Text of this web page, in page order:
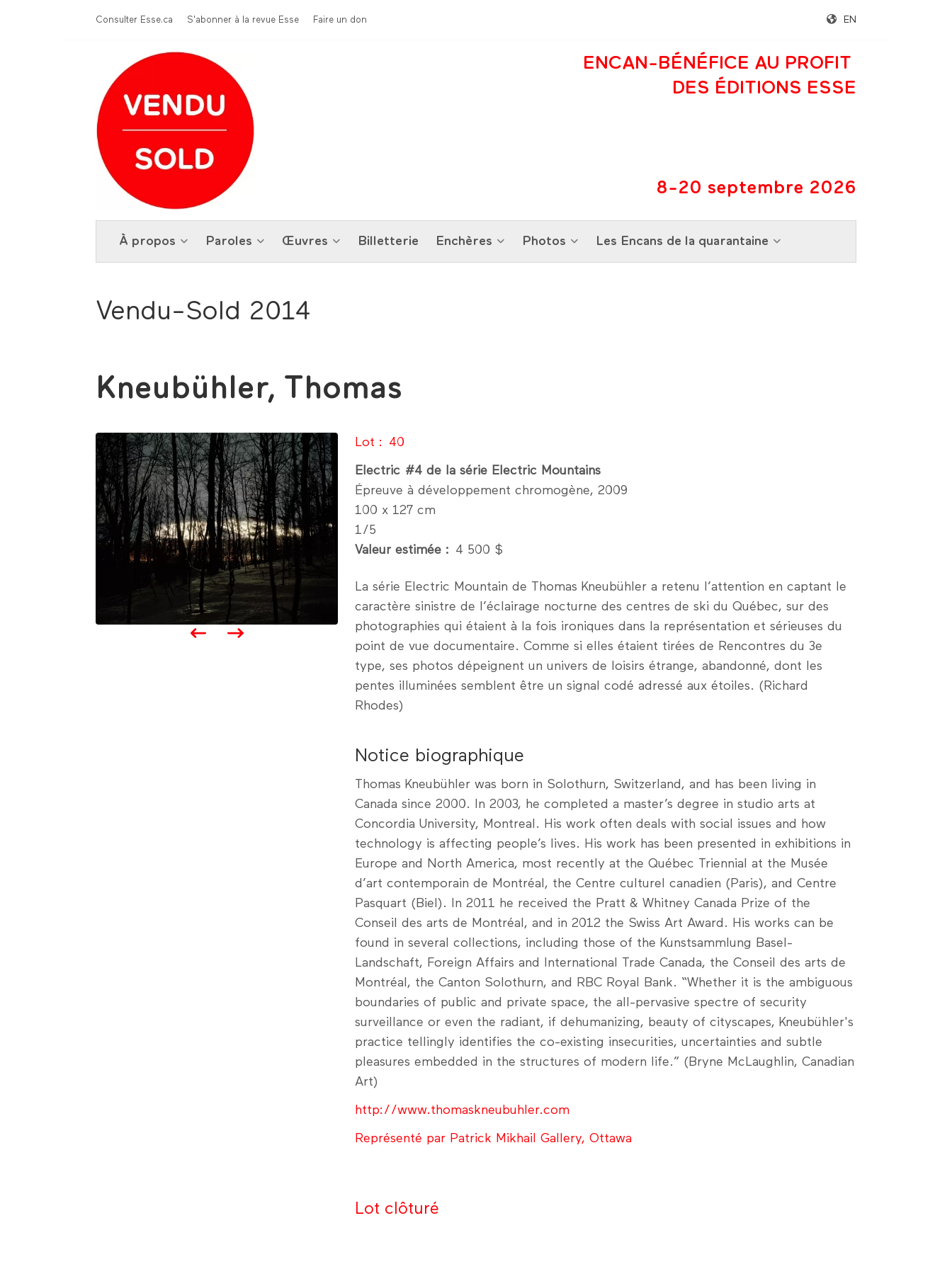
Menu Top
Consulter Esse.ca S'abonner à la revue Esse Faire un don EN
ENCAN-BÉNÉFICE AU PROFIT
DES ÉDITIONS ESSE
8-20 septembre 2026
À propos Paroles Œuvres Billetterie Enchères Photos Les Encans de la quarantaine
Vendu-Sold 2014
Kneubühler, Thomas
Lot 40
Electric #4 de la série Electric Mountains
Épreuve à développement chromogène, 2009
100 x 127 cm
1/5
Valeur estimée
4 500 $
La série Electric Mountain de Thomas Kneubühler a retenu l’attention en captant le
caractère sinistre de l’éclairage nocturne des centres de ski du Québec, sur des
photographies qui étaient à la fois ironiques dans la représentation et sérieuses du
point de vue documentaire. Comme si elles étaient tirées de Rencontres du 3e
type, ses photos dépeignent un univers de loisirs étrange, abandonné, dont les
pentes illuminées semblent être un signal codé adressé aux étoiles. (Richard
Rhodes)
Notice biographique
Thomas Kneubühler was born in Solothurn, Switzerland, and has been living in
Canada since 2000. In 2003, he completed a master’s degree in studio arts at
Concordia University, Montreal. His work often deals with social issues and how
technology is affecting people’s lives. His work has been presented in exhibitions in
Europe and North America, most recently at the Québec Triennial at the Musée
d’art contemporain de Montréal, the Centre culturel canadien (Paris), and Centre
Pasquart (Biel). In 2011 he received the Pratt & Whitney Canada Prize of the
Conseil des arts de Montréal, and in 2012 the Swiss Art Award. His works can be
found in several collections, including those of the Kunstsammlung Basel-
Landschaft, Foreign Affairs and International Trade Canada, the Conseil des arts de
Montréal, the Canton Solothurn, and RBC Royal Bank. “Whether it is the ambiguous
boundaries of public and private space, the all-pervasive spectre of security
surveillance or even the radiant, if dehumanizing, beauty of cityscapes, Kneubühler's
practice tellingly identifies the co-existing insecurities, uncertainties and subtle
pleasures embedded in the structures of modern life.” (Bryne McLaughlin, Canadian
Art)
http://www.thomaskneubuhler.com
Représenté par Patrick Mikhail Gallery, Ottawa
Lot clôturé